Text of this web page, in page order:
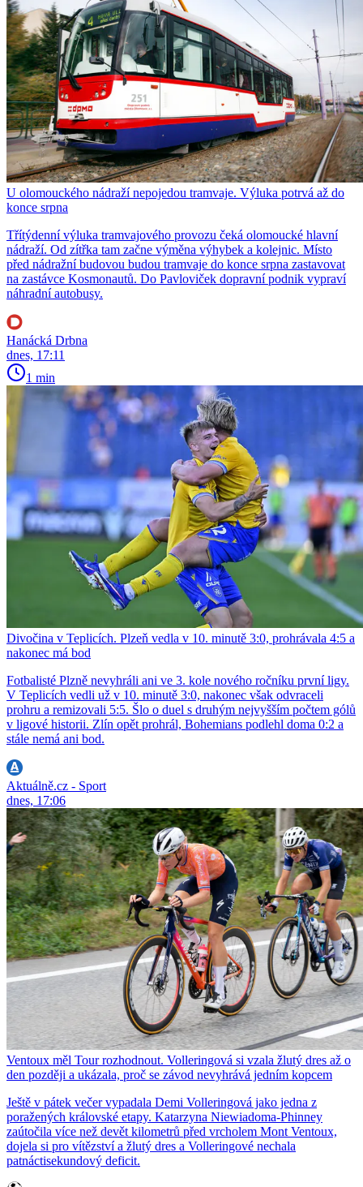
U olomouckého nádraží nepojedou tramvaje. Výluka potrvá až do
konce srpna
Třítýdenní výluka tramvajového provozu čeká olomoucké hlavní
nádraží. Od zítřka tam začne výměna výhybek a kolejnic. Místo
před nádražní budovou budou tramvaje do konce srpna zastavovat
na zastávce Kosmonautů. Do Pavloviček dopravní podnik vypraví
náhradní autobusy.
Hanácká Drbna
dnes, 17:11
1 min
Divočina v Teplicích. Plzeň vedla v 10. minutě 3:0, prohrávala 4:5 a
nakonec má bod
Fotbalisté Plzně nevyhráli ani ve 3. kole nového ročníku první ligy.
V Teplicích vedli už v 10. minutě 3:0, nakonec však odvraceli
prohru a remizovali 5:5. Šlo o duel s druhým nejvyšším počtem gólů
v ligové historii. Zlín opět prohrál, Bohemians podlehl doma 0:2 a
stále nemá ani bod.
Aktuálně.cz - Sport
dnes, 17:06
Ventoux měl Tour rozhodnout. Volleringová si vzala žlutý dres až o
den později a ukázala, proč se závod nevyhrává jedním kopcem
Ještě v pátek večer vypadala Demi Volleringová jako jedna z
poražených královské etapy. Katarzyna Niewiadoma-Phinney
zaútočila více než devět kilometrů před vrcholem Mont Ventoux,
dojela si pro vítězství a žlutý dres a Volleringové nechala
patnáctisekundový deficit.